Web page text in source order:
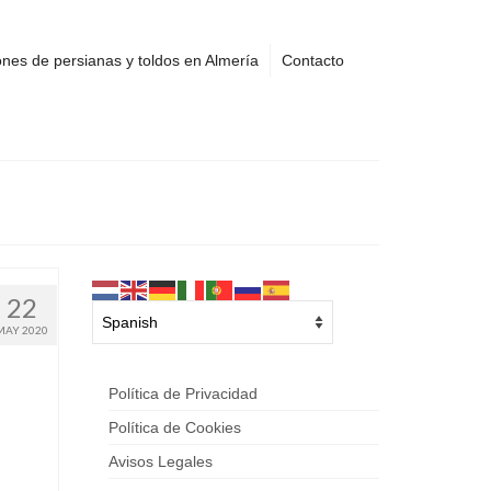
de persianas y toldos en Almería Contacto
22
2020
Política de Privacidad
Política de Cookies
Avisos Legales